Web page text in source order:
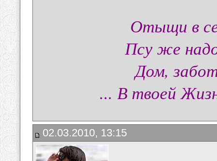
Отыщи в
Псу же
Дом,
... В твоей
02.03.2010, 13:15